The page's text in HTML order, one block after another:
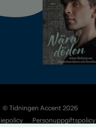
© Tidningen Accent 2026
Personuppgiftspolicy